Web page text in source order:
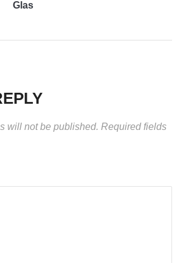
Glas
will not be published. Required fields